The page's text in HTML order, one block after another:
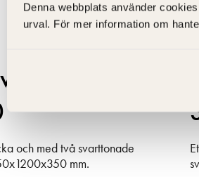
Denna webbplats använder
urval. För mer information om
och med två svarttonade
mm.